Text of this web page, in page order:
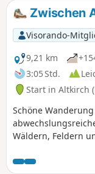
Zwischen
Visorando-
9,21 km
3:05 Std.
Start in Altkirch
Schöne
Wäldern, Feldern
sowie das hübsche